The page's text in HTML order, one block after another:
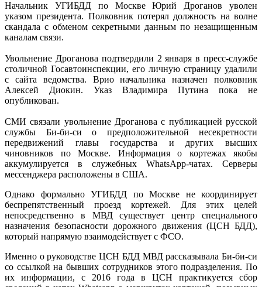
Начальник УГИБДД по Москве Юрий Дроганов уволен
указом президента. Полковник потерял должность на волне
скандала с обменом секретными данным по незащищенным
каналам связи.
Увольнение Дроганова подтвердили 2 января в пресс-службе
столичной Госавтоинспекции, его личную страницу удалили
с сайта ведомства. Врио начальника назначен полковник
Алексей Диокин. Указ Владимира Путина пока не
опубликован.
СМИ связали увольнение Дроганова с публикацией русской
службы Би-би-си о предположительной несекретности
передвижений главы государства и других высших
чиновников по Москве. Информация о кортежах якобы
аккумулируется в служебных WhatsApp-чатах. Серверы
мессенджера расположены в США.
Однако формально УГИБДД по Москве не координирует
беспрепятственный проезд кортежей. Для этих целей
непосредственно в МВД существует центр специального
назначения безопасности дорожного движения (ЦСН БДД),
который напрямую взаимодействует с ФСО.
Именно о руководстве ЦСН БДД МВД рассказывала Би-би-си
со ссылкой на бывших сотрудников этого подразделения. По
их информации, с 2016 года в ЦСН практикуется сбор